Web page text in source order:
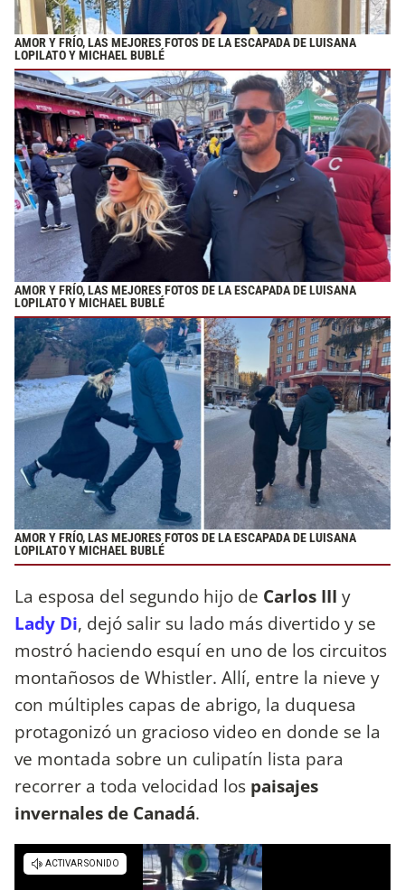
AMOR Y FRÍO, LAS MEJORES FOTOS DE LA ESCAPADA DE LUISANA
LOPILATO Y MICHAEL BUBLÉ
AMOR Y FRÍO, LAS MEJORES FOTOS DE LA ESCAPADA DE LUISANA
LOPILATO Y MICHAEL BUBLÉ
AMOR Y FRÍO, LAS MEJORES FOTOS DE LA ESCAPADA DE LUISANA
LOPILATO Y MICHAEL BUBLÉ
La esposa del segundo hijo de Carlos III y
Lady Di, dejó salir su lado más divertido y se
mostró haciendo esquí en uno de los circuitos
montañosos de Whistler. Allí, entre la nieve y
con múltiples capas de abrigo, la duquesa
protagonizó un gracioso video en donde se la
ve montada sobre un culipatín lista para
recorrer a toda velocidad los paisajes
invernales de Canadá.